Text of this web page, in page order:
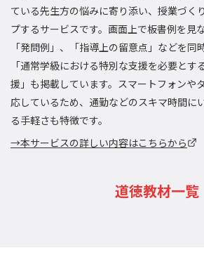
ている先生方の悩みに寄り添い、授業づく
プするサービスです。画面上で板書例を見
「発問例」、「指導上の留意点」などを同
「通常学級における特別な支援を必要とす
援」も掲載しています。スマートフォンや
応しているため、通勤などのスキマ時間に
る手軽さも特徴です。
→本サービスの詳しい内容はこちらから
道徳教材一覧